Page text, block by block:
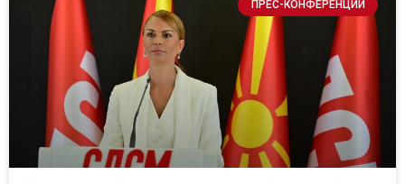
ПРЕС-КОНФЕРЕНЦИИ